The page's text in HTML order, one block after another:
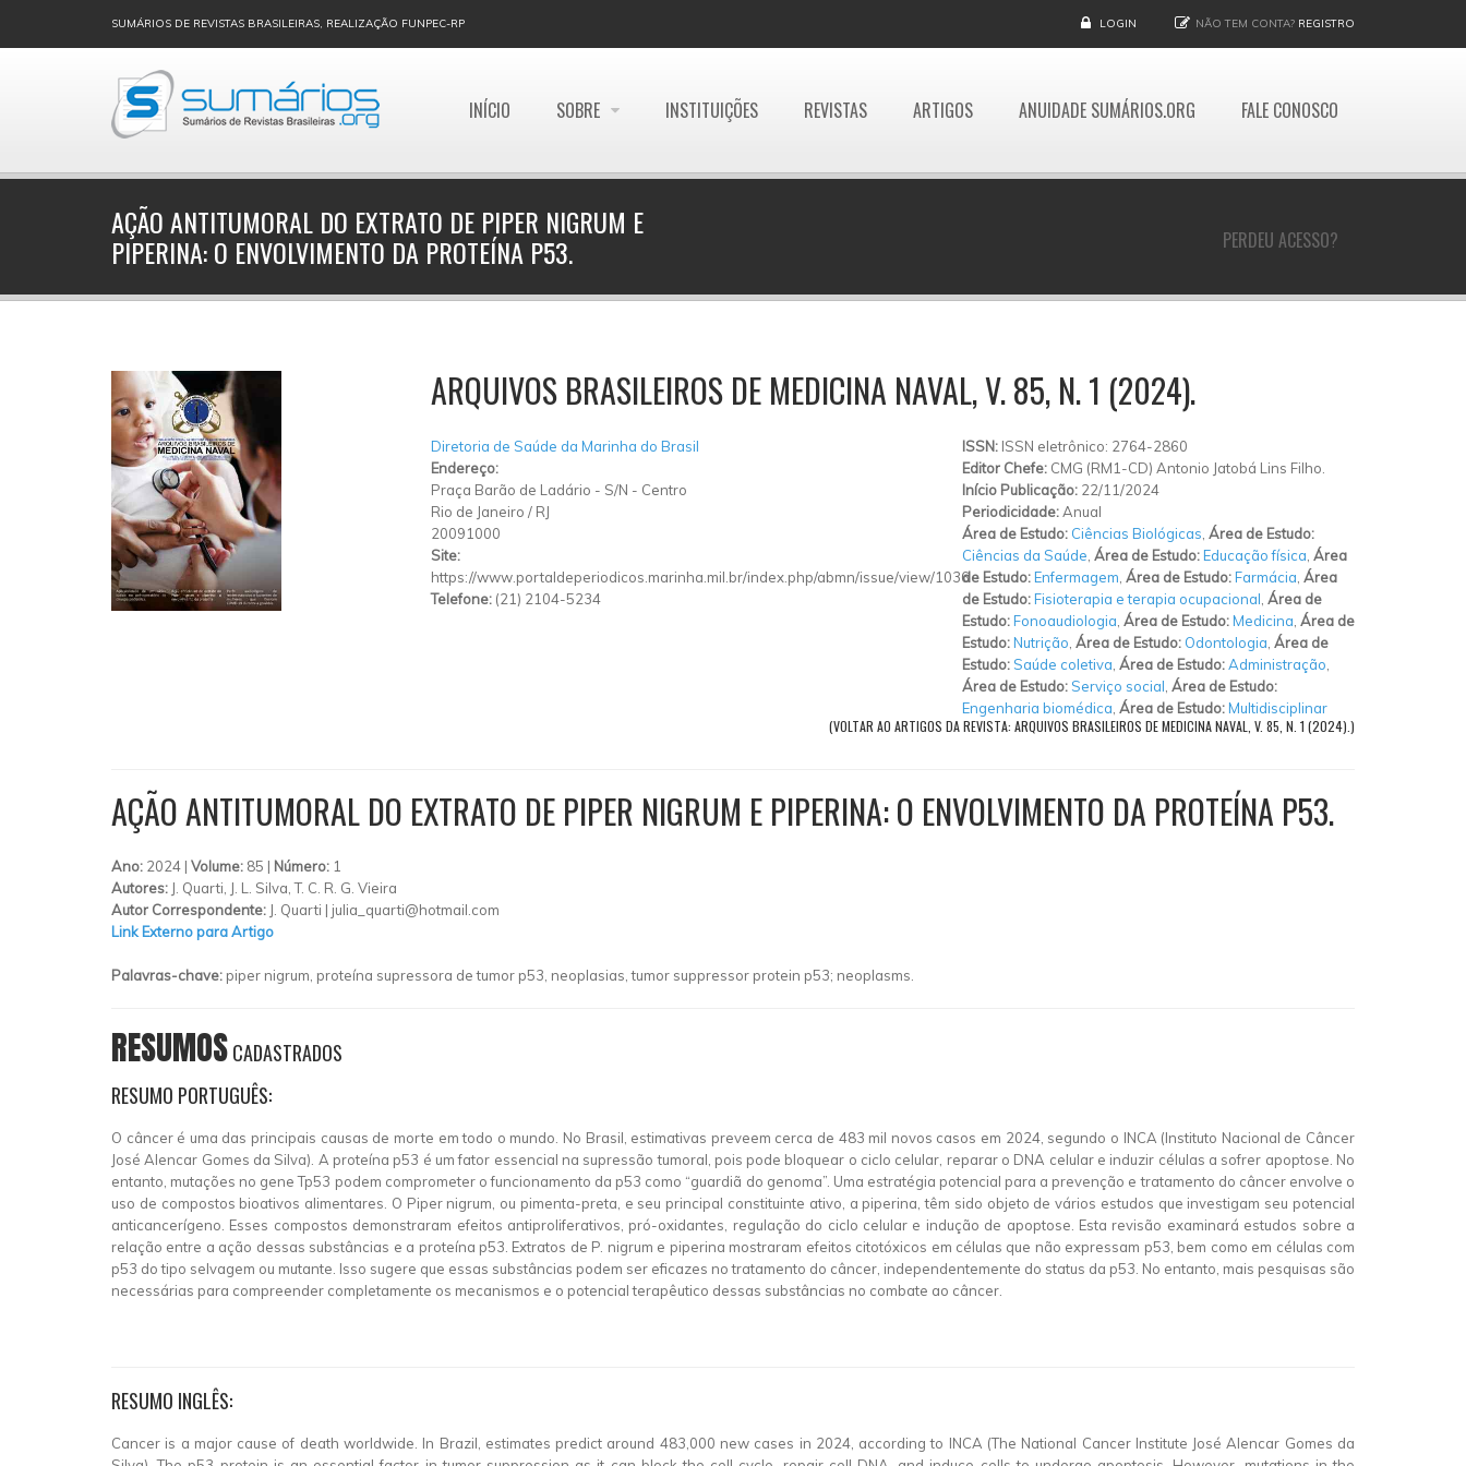
SUMÁRIOS DE REVISTAS BRASILEIRAS, REALIZAÇÃO FUNPEC-RP LOGIN NÃO TEM CONTA? REGISTRO
INÍCIO SOBRE INSTITUIÇÕES REVISTAS ARTIGOS ANUIDADE SUMÁRIOS.ORG FALE CONOSCO
PERDEU ACESSO?
AÇÃO ANTITUMORAL DO EXTRATO DE PIPER NIGRUM E
PIPERINA: O ENVOLVIMENTO DA PROTEÍNA P53.
ARQUIVOS BRASILEIROS DE MEDICINA NAVAL, V. 85, N. 1 (2024).
Diretoria de Saúde da Marinha do Brasil
Endereço:
Praça Barão de Ladário - S/N - Centro
Rio de Janeiro / RJ
20091000
Site:
https://www.portaldeperiodicos.marinha.mil.br/index.php/abmn/issue/view/1036
Telefone: (21) 2104-5234
ISSN: ISSN eletrônico: 2764-2860
Editor Chefe: CMG (RM1-CD) Antonio Jatobá Lins Filho.
Início Publicação: 22/11/2024
Periodicidade:Anual
Área de Estudo: Ciências Biológicas Área de Estudo:
Ciências da Saúde Área de Estudo:Educação física Área
de Estudo:Enfermagem Área de Estudo:Farmácia Área
de Estudo:Fisioterapia e terapia ocupacional Área de
Estudo:Fonoaudiologia Área de Estudo:Medicina Área de
Estudo:Nutrição Área de Estudo: Odontologia Área de
Estudo:Saúde coletiva Área de Estudo:Administração
Área de Estudo:Serviço social Área de Estudo:
Engenharia biomédica Área de Estudo:Multidisciplinar
(VOLTAR AO ARTIGOS DA REVISTA: ARQUIVOS BRASILEIROS DE MEDICINA NAVAL, V. 85, N. 1 (2024).)
AÇÃO ANTITUMORAL DO EXTRATO DE PIPER NIGRUM E PIPERINA: O ENVOLVIMENTO DA PROTEÍNA P53.
Ano: 2024 | Volume: 85 | Número: 1
Autores: J. Quarti, J. L. Silva, T. C. R. G. Vieira
Autor Correspondente: J. Quarti | julia_quarti@hotmail.com
Link Externo para Artigo
Palavras-chave:piper nigrum, proteína supressora de tumor p53, neoplasias, tumor suppressor protein p53; neoplasms.
RESUMOSCADASTRADOS
RESUMO PORTUGUÊS:
O câncer é uma das principais causas de morte em todo o mundo. No Brasil, estimativas preveem cerca de 483 mil novos casos em 2024, segundo o INCA (Instituto Nacional de Câncer
José Alencar Gomes da Silva). A proteína p53 é um fator essencial na supressão tumoral, pois pode bloquear o ciclo celular, reparar o DNA celular e induzir células a sofrer apoptose. No
entanto, mutações no gene Tp53 podem comprometer o funcionamento da p53 como “guardiã do genoma”. Uma estratégia potencial para a prevenção e tratamento do câncer envolve o
uso de compostos bioativos alimentares. O Piper nigrum, ou pimenta-preta, e seu principal constituinte ativo, a piperina, têm sido objeto de vários estudos que investigam seu potencial
anticancerígeno. Esses compostos demonstraram efeitos antiproliferativos, pró-oxidantes, regulação do ciclo celular e indução de apoptose. Esta revisão examinará estudos sobre a
relação entre a ação dessas substâncias e a proteína p53. Extratos de P. nigrum e piperina mostraram efeitos citotóxicos em células que não expressam p53, bem como em células com
p53 do tipo selvagem ou mutante. Isso sugere que essas substâncias podem ser eficazes no tratamento do câncer, independentemente do status da p53. No entanto, mais pesquisas são
necessárias para compreender completamente os mecanismos e o potencial terapêutico dessas substâncias no combate ao câncer.
RESUMO INGLÊS:
Cancer is a major cause of death worldwide. In Brazil, estimates predict around 483,000 new cases in 2024, according to INCA (The National Cancer Institute José Alencar Gomes da